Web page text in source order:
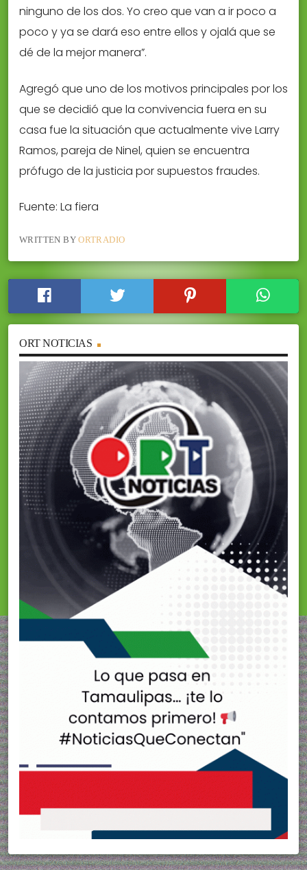
ninguno de los dos. Yo creo que van a ir poco a
poco y ya se dará eso entre ellos y ojalá que se
dé de la mejor manera”.
Agregó que uno de los motivos principales por los
que se decidió que la convivencia fuera en su
casa fue la situación que actualmente vive Larry
Ramos, pareja de Ninel, quien se encuentra
prófugo de la justicia por supuestos fraudes.
Fuente: La fiera
WRITTEN BYORTRADIO
ORT NOTICIAS